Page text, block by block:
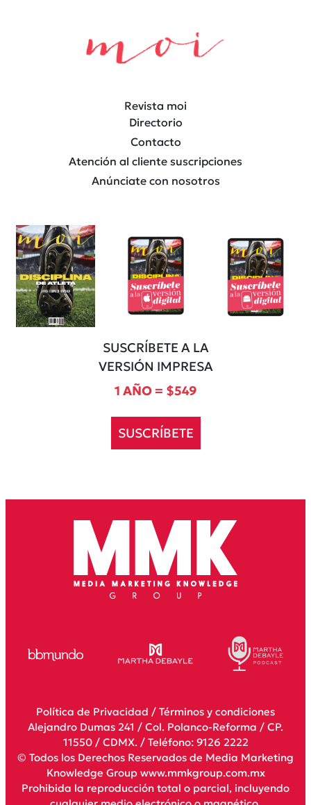
Revista moi
Directorio
Contacto
Atención al cliente suscripciones
Anúnciate con nosotros
SUSCRÍBETE A LA
VERSIÓN IMPRESA
1 AÑO = $549
SUSCRÍBETE
Política de Privacidad / Términos y condiciones
Alejandro Dumas 241 / Col. Polanco-Reforma / CP.
11550 / CDMX. / Teléfono: 9126 2222
© Todos los Derechos Reservados de Media Marketing
Knowledge Group www.mmkgroup.com.mx
Prohibida la reproducción total o parcial, incluyendo